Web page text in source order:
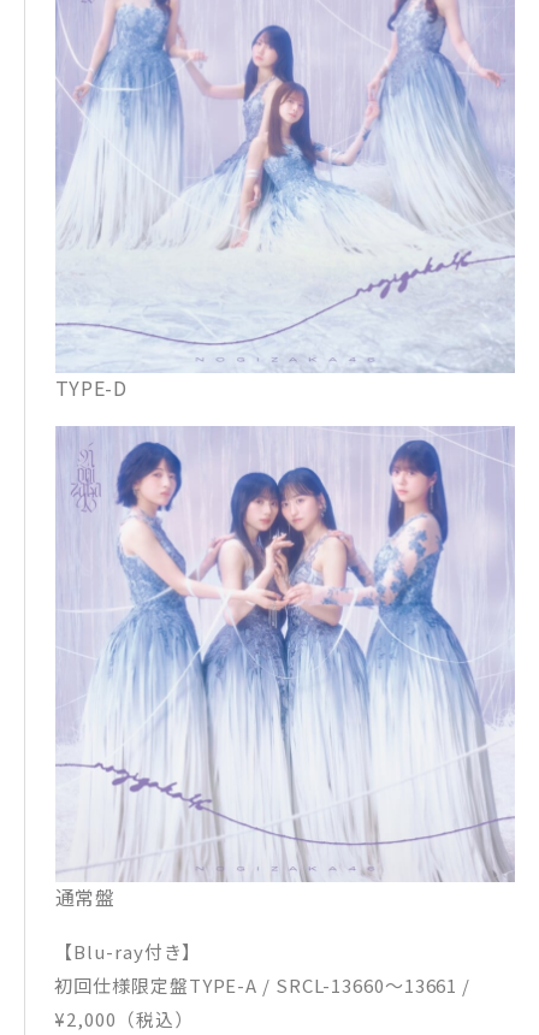
TYPE-D
通常盤
【Blu-ray付き】
初回仕様限定盤TYPE-A / SRCL-13660～13661 /
¥2,000（税込）